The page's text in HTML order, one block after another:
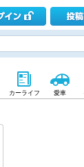
カーライフ 愛車